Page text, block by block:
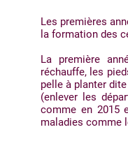
Les premières
la formation des
La première
réchauffe, les
pelle à planter
(enlever les
comme en 2015
maladies comme